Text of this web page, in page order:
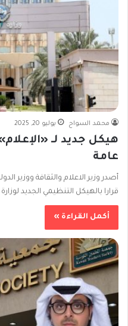
محمد السواح يوليو 20, 2025
عامة
أصدر وزير الاعلام والثقافة ووزير
قرارا بالهيكل التنظيمي الجديد
أكمل القراءة »